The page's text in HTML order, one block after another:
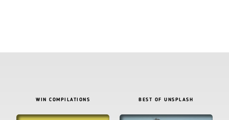
WIN COMPILATIONS BEST OF UNSPLASH